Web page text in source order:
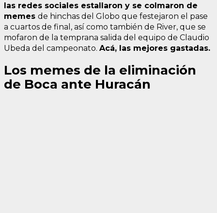
las redes sociales estallaron y se colmaron de
memes de hinchas del Globo que festejaron el pase
a cuartos de final, así como también de River, que se
mofaron de la temprana salida del equipo de Claudio
Ubeda del campeonato. Acá, las mejores gastadas.
Los memes de la eliminación
de Boca ante Huracán